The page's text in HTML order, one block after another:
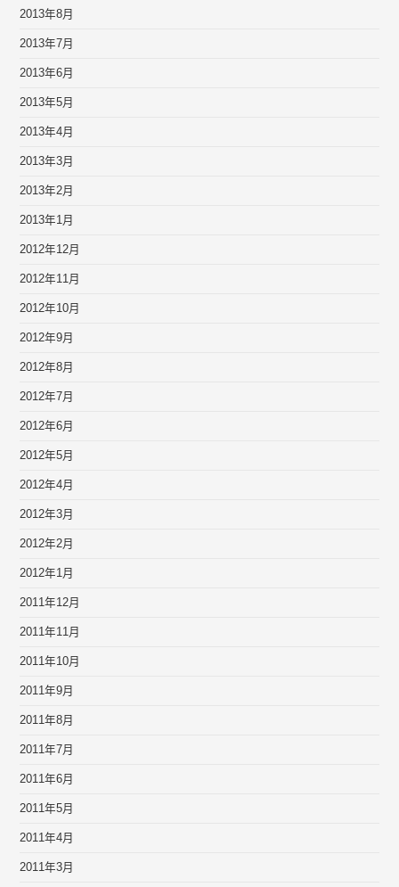
2013年8月
2013年7月
2013年6月
2013年5月
2013年4月
2013年3月
2013年2月
2013年1月
2012年12月
2012年11月
2012年10月
2012年9月
2012年8月
2012年7月
2012年6月
2012年5月
2012年4月
2012年3月
2012年2月
2012年1月
2011年12月
2011年11月
2011年10月
2011年9月
2011年8月
2011年7月
2011年6月
2011年5月
2011年4月
2011年3月